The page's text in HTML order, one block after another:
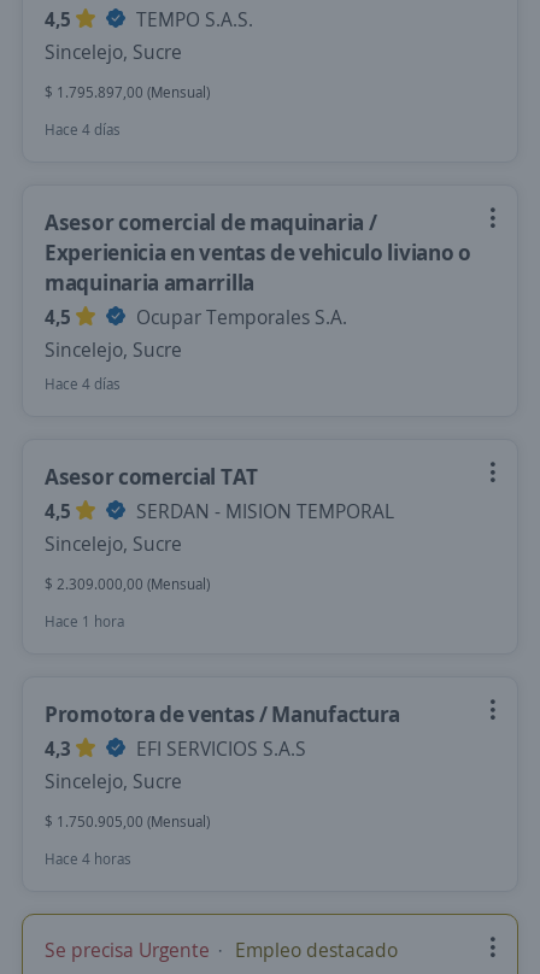
4,5
TEMPO S.A.S.
Sincelejo, Sucre
$ 1.795.897,00 (Mensual)
Hace 4 días
Asesor comercial de maquinaria /
Experienicia en ventas de vehiculo liviano o
maquinaria amarrilla
4,5
Ocupar Temporales S.A.
Sincelejo, Sucre
Hace 4 días
Asesor comercial TAT
4,5
SERDAN - MISION TEMPORAL
Sincelejo, Sucre
$ 2.309.000,00 (Mensual)
Hace 1 hora
Promotora de ventas / Manufactura
4,3
EFI SERVICIOS S.A.S
Sincelejo, Sucre
$ 1.750.905,00 (Mensual)
Hace 4 horas
Se precisa Urgente Empleo destacado